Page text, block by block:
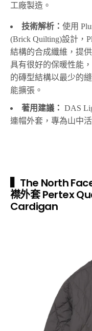
工廠製造。
技術解析： 使用
(Brick Quilting)設計，
結構的合成纖維，提
具有很好的保暖性能
的磚型結構以最少的
能擴張。
著用建議： DAS
連帽外套，專為山中
▍The North
襟外套 Pertex
Cardigan